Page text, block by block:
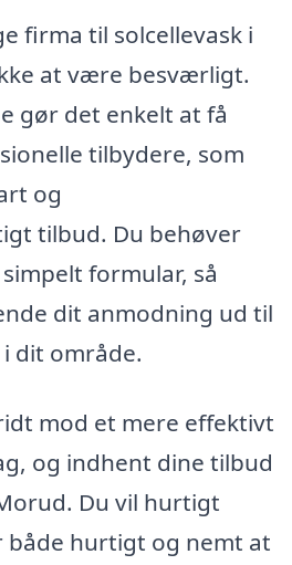
firma til solcellevask i
at være besværligt.
gør det enkelt at få
tilbydere, som
og
tilbud. Du behøver
formular, så
dit anmodning ud til
dit område.
mod et mere effektivt
og indhent dine tilbud
Du vil hurtigt
både hurtigt og nemt at